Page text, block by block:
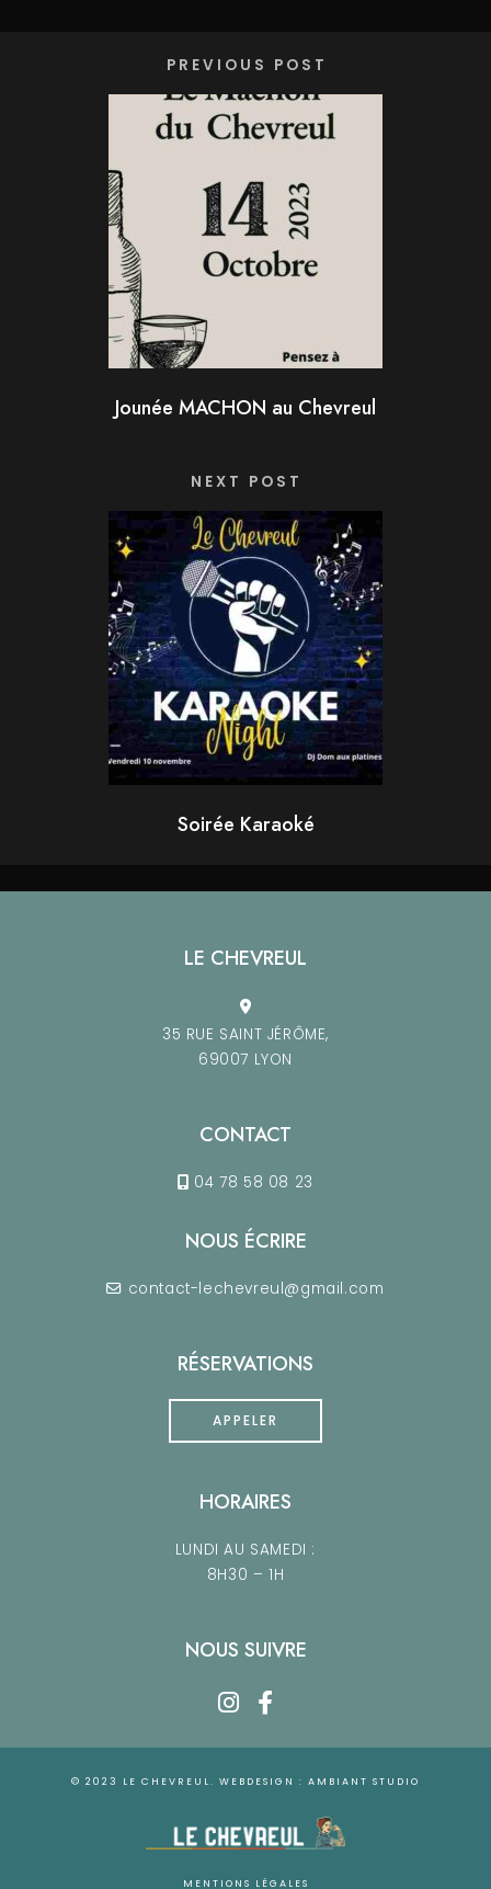
PREVIOUS POST
Jounée MACHON au Chevreul
NEXT POST
Soirée Karaoké
LE CHEVREUL
35 RUE SAINT JÉRÔME,
69007 LYON
CONTACT
04 78 58 08 23
NOUS ÉCRIRE
contact-lechevreul@gmail.com
RÉSERVATIONS
APPELER
HORAIRES
LUNDI AU SAMEDI :
8H30 – 1H
NOUS SUIVRE
© 2023 LE CHEVREUL. WEBDESIGN : AMBIANT STUDIO
MENTIONS LÉGALES